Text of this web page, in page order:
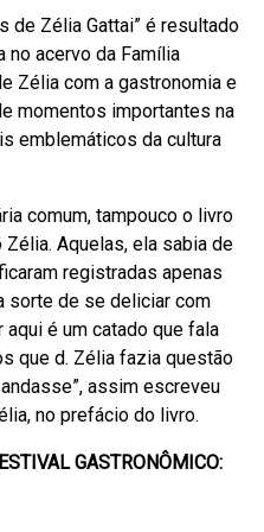
de Zélia Gattai” é resultado
no acervo da Família
Zélia com a gastronomia e
momentos importantes na
emblemáticos da cultura
comum, tampouco o livro
Aquelas, ela sabia de
registradas apenas
sorte de se deliciar com
aqui é um catado que fala
que d. Zélia fazia questão
assim escreveu
no prefácio do livro.
GASTRONÔMICO: